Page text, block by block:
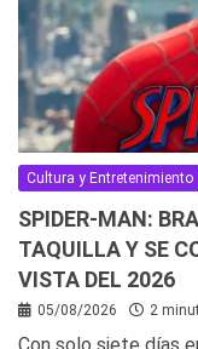
Cultura y Entretenimiento
SPIDER-MAN:
TAQUILLA Y SE
VISTA DEL 2026
05/08/2026 2
Con solo siete días